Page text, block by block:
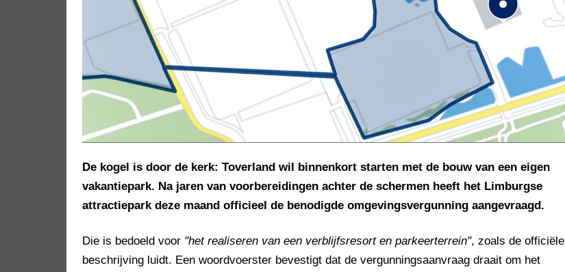
De kogel is door de kerk: Toverland wil binnenkort starten met de bouw van een eigen
vakantiepark. Na jaren van voorbereidingen achter de schermen heeft het Limburgse
attractiepark deze maand officieel de benodigde omgevingsvergunning aangevraagd.
Die is bedoeld voor "het realiseren van een verblijfsresort en parkeerterrein", zoals de officiële
beschrijving luidt. Een woordvoerster bevestigt dat de vergunningsaanvraag draait om het